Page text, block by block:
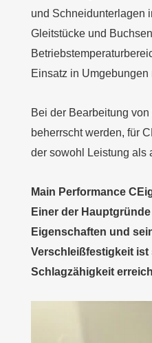
und Schneidunterlagen
Gleitstücke und
Einsatz in Umgebungen
Bei der Bearbeitung
beherrscht werden, für
der sowohl Leistung als
Main Performance C
Einer der
Eigenschaften und
Verschleißfestigkeit ist
Schlagzähigkeit